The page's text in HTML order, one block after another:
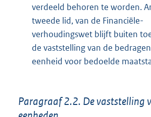
verdeeld behoren te worden.
tweede lid, van de Financiële-
verhoudingswet blijft buiten
de vaststelling van de
eenheid voor bedoelde
Paragraaf 2.2. De vaststelling